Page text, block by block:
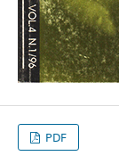
PDF